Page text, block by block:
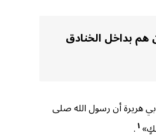
بداخل الخنادق
هريرة أن رسول الله صلى
١.